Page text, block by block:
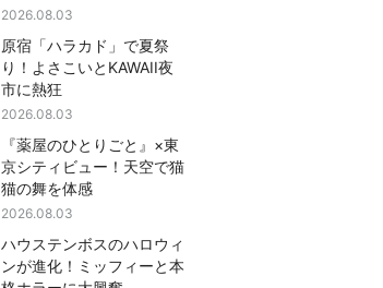
2026.08.03
原宿「ハラカド」で夏祭
り！よさこいとKAWAII夜
市に熱狂
2026.08.03
『薬屋のひとりごと』×東
京シティビュー！天空で猫
猫の舞を体感
2026.08.03
ハウステンボスのハロウィ
ンが進化！ミッフィーと本